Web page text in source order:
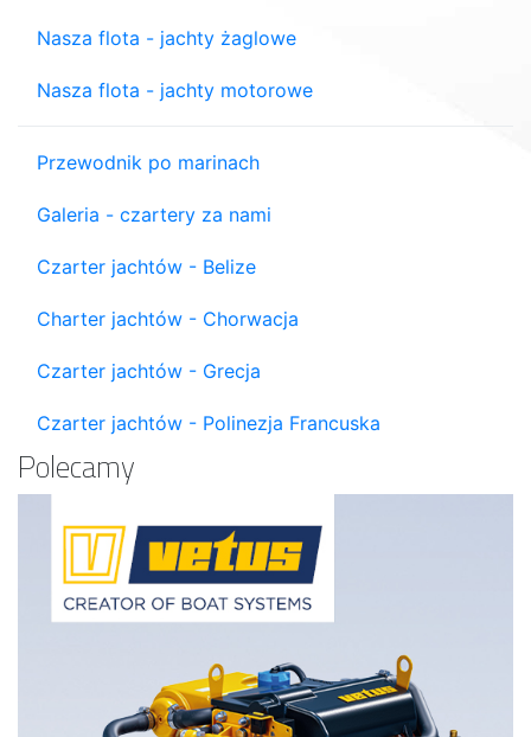
Nasza flota - jachty żaglowe
Nasza flota - jachty motorowe
Przewodnik po marinach
Galeria - czartery za nami
Czarter jachtów - Belize
Charter jachtów - Chorwacja
Czarter jachtów - Grecja
Czarter jachtów - Polinezja Francuska
Polecamy